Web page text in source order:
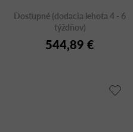
Dostupné (dodacia lehota 4 - 6
týždňov)
544,89 €